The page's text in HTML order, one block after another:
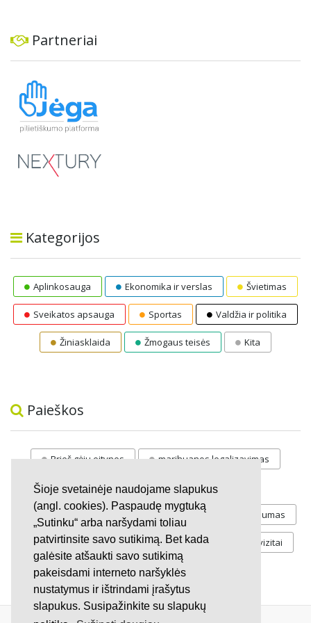
Šioje svetainėje naudojame slapukus
(angl. cookies). Paspaudę mygtuką
„Sutinku“ arba naršydami toliau
patvirtinsite savo sutikimą. Bet kada
galėsite atšaukti savo sutikimą
pakeisdami interneto naršyklės
nustatymus ir ištrindami įrašytus
slapukus. Susipažinkite su slapukų
Partneriai
Kategorijos
Aplinkosauga Ekonomika ir verslas Švietimas
Sveikatos apsauga Sportas Valdžia ir politika
Žiniasklaida Žmogaus teisės Kita
Paieškos
Prieš gėju eitynes marihuanos legalizavimas
STOP vaiku atemimas
Pilnos moksleivių vasaros atostogos referendumas
Keliu jaunystės Valandos Rekvizitai
Investicijos